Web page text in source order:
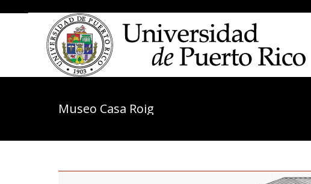
Museo Casa Roig